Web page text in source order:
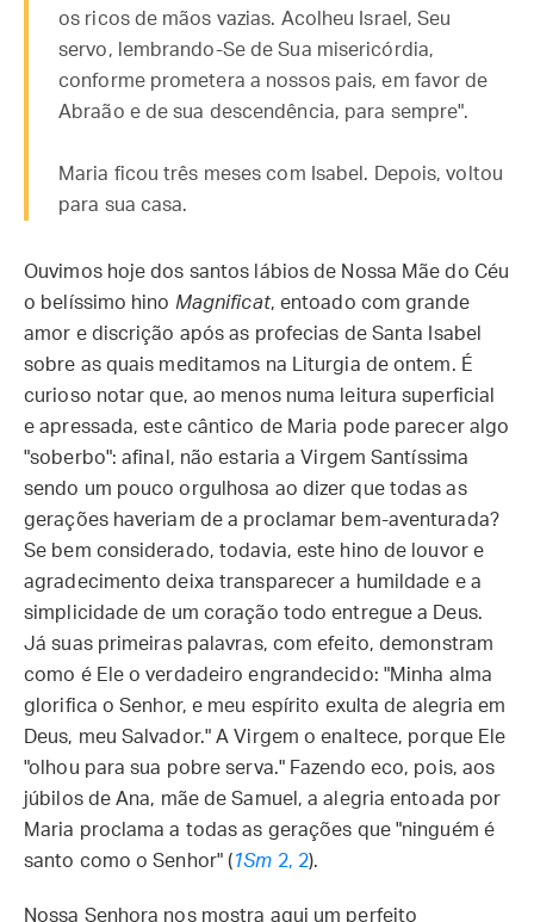
os ricos de mãos vazias. Acolheu Israel, Seu
servo, lembrando-Se de Sua misericórdia,
conforme prometera a nossos pais, em favor de
Abraão e de sua descendência, para sempre".
Maria ficou três meses com Isabel. Depois, voltou
para sua casa.
Ouvimos hoje dos santos lábios de Nossa Mãe do Céu
o belíssimo hino Magnificat, entoado com grande
amor e discrição após as profecias de Santa Isabel
sobre as quais meditamos na Liturgia de ontem. É
curioso notar que, ao menos numa leitura superficial
e apressada, este cântico de Maria pode parecer algo
"soberbo": afinal, não estaria a Virgem Santíssima
sendo um pouco orgulhosa ao dizer que todas as
gerações haveriam de a proclamar bem-aventurada?
Se bem considerado, todavia, este hino de louvor e
agradecimento deixa transparecer a humildade e a
simplicidade de um coração todo entregue a Deus.
Já suas primeiras palavras, com efeito, demonstram
como é Ele o verdadeiro engrandecido: "Minha alma
glorifica o Senhor, e meu espírito exulta de alegria em
Deus, meu Salvador." A Virgem o enaltece, porque Ele
"olhou para sua pobre serva." Fazendo eco, pois, aos
júbilos de Ana, mãe de Samuel, a alegria entoada por
Maria proclama a todas as gerações que "ninguém é
santo como o Senhor" (1Sm 2, 2).
Nossa Senhora nos mostra aqui um perfeito